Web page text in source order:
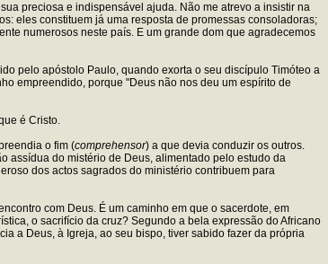
preciosa e indispensável ajuda. Não me atrevo a insistir na
eles constituem já uma resposta de promessas consoladoras;
numerosos neste país. E um grande dom que agradecemos
pelo apóstolo Paulo, quando exorta o seu discípulo Timóteo a
empreendido, porque "Deus não nos deu um espírito de
é Cristo.
o fim (comprehensor) a que devia conduzir os outros.
assídua do mistério de Deus, alimentado pelo estudo da
dos actos sagrados do ministério contribuem para
com Deus. É um caminho em que o sacerdote, em
o sacrifício da cruz? Segundo a bela expressão do Africano
a Deus, à Igreja, ao seu bispo, tiver sabido fazer da própria